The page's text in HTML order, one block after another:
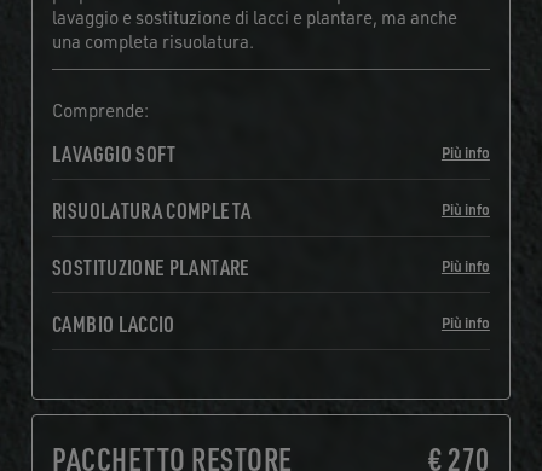
lavaggio e sostituzione di lacci e plantare, ma anche
una completa risuolatura.
Comprende:
LAVAGGIO SOFT Più info
RISUOLATURA COMPLETA Più info
SOSTITUZIONE PLANTARE Più info
CAMBIO LACCIO Più info
PACCHETTO RESTORE € 270